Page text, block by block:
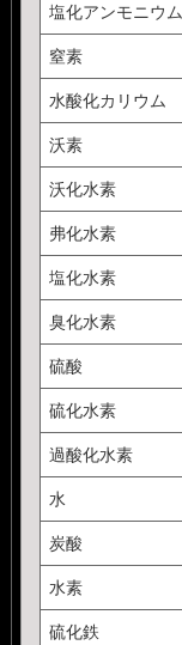
塩化アンモニウム
窒素
水酸化カリウム
沃素
沃化水素
弗化水素
塩化水素
臭化水素
硫酸
硫化水素
過酸化水素
水
炭酸
水素
硫化鉄